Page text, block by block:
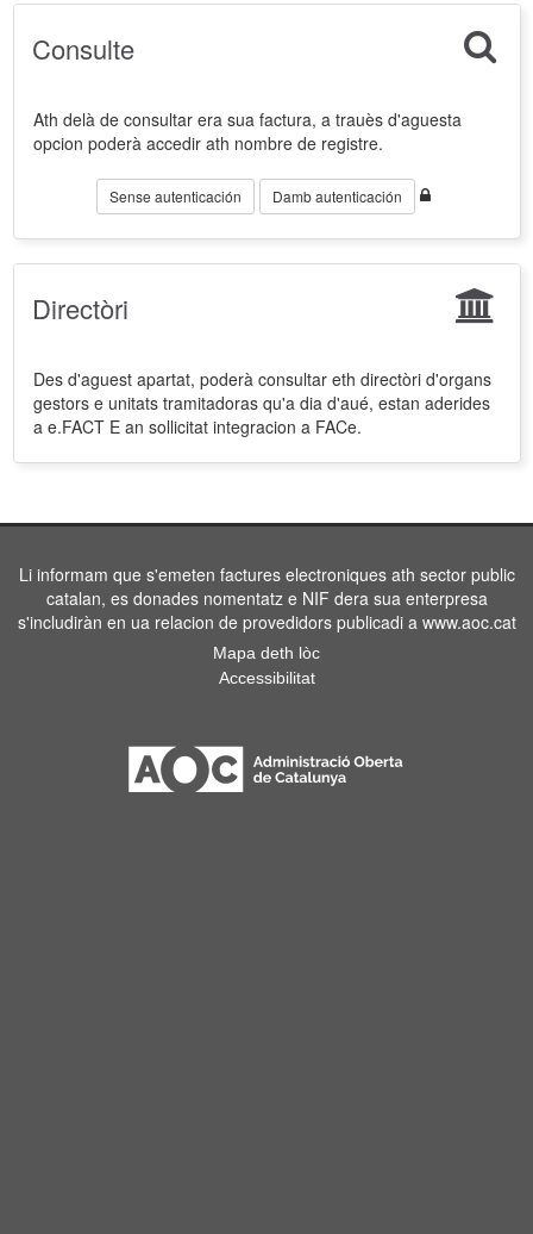
Consulte
Ath delà de consultar era sua factura, a trauès d'aguesta
opcion poderà accedir ath nombre de registre.
Sense autenticación Damb autenticación
Directòri
Des d'aguest apartat, poderà consultar eth directòri d'organs
gestors e unitats tramitadoras qu'a dia d'aué, estan aderides
a e.FACT E an sollicitat integracion a FACe.
Li informam que s'emeten factures electroniques ath sector public
catalan, es donades nomentatz e NIF dera sua enterpresa
s'includiràn en ua relacion de provedidors publicadi a www.aoc.cat
Mapa deth lòc
Accessibilitat